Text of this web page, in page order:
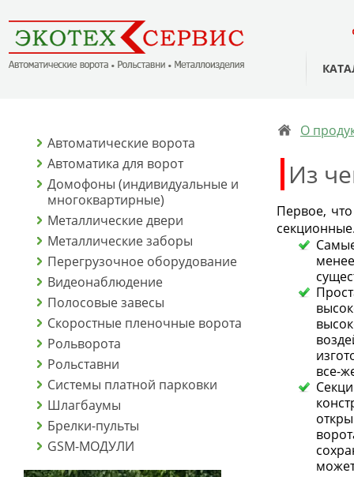
Автоматические ворота
Автоматика для ворот
Домофоны (индивидуальные и
многоквартирные)
Металлические двери
Металлические заборы
Перегрузочное оборудование
Видеонаблюдение
Полосовые завесы
Скоростные пленочные ворота
Рольворота
Рольставни
Системы платной парковки
Шлагбаумы
Брелки-пульты
GSM-МОДУЛИ
О
Из
Первое,
все-